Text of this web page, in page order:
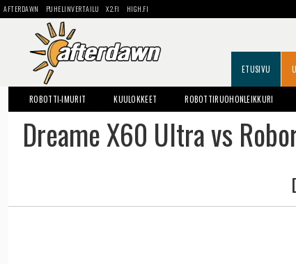
AFTERDAWN PUHELINVERTAILU X2.FI HIGH.FI
ETUSIVU
ROBOTTI-IMURIT KUULOKKEET ROBOTTIRUOHONLEIKKURI
Dreame X60 Ultra vs